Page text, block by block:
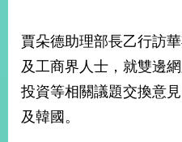
和
平
護
照
賈朵德助理部長乙行訪
及工商界人士，就雙邊
投資等相關議題交換意
及韓國。